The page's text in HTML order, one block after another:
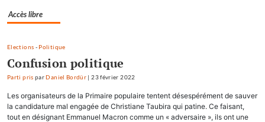
Accès libre
Elections - Politique
Confusion politique
Parti pris parDaniel Bordür |23 février 2022
Les organisateurs de la Primaire populaire tentent désespérément de sauver
la candidature mal engagée de Christiane Taubira qui patine. Ce faisant,
tout en désignant Emmanuel Macron comme un « adversaire », ils ont une